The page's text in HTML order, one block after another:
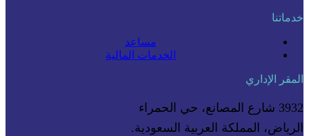
خدماتنا
مساعد
الخدمات المالية
المقر الإداري
3932 شارع المصانع، حي الحمراء
الرياض، المملكة العربية السعودية.